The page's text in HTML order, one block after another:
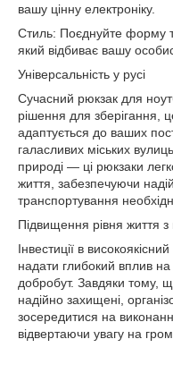
вашу цінну електроніку.
Стиль: Поєднуйте форму
який відбиває вашу
Універсальність у русі
Сучасний рюкзак для
рішення для зберігання,
адаптується до ваших
галасливих міських
природі — ці рюкзаки
життя, забезпечуючи
транспортування
Підвищення рівня життя з
Інвестиції в
надати глибокий вплив на
добробут. Завдяки тому,
надійно захищені,
зосередитися на
відвертаючи увагу на